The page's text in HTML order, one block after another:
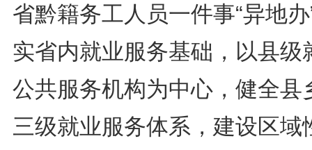
省黔籍务工人员一件事“异地
实省内就业服务基础，以县级
公共服务机构为中心，健全县
三级就业服务体系，建设区域